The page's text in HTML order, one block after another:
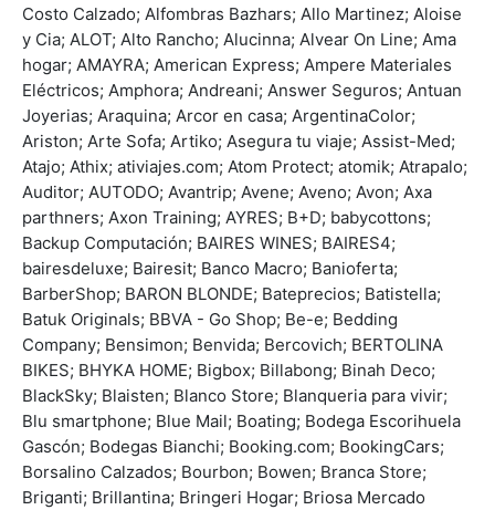
Costo Calzado; Alfombras Bazhars; Allo Martinez; Aloise
y Cia; ALOT; Alto Rancho; Alucinna; Alvear On Line; Ama
hogar; AMAYRA; American Express; Ampere Materiales
Eléctricos; Amphora; Andreani; Answer Seguros; Antuan
Joyerias; Araquina; Arcor en casa; ArgentinaColor;
Ariston; Arte Sofa; Artiko; Asegura tu viaje; Assist-Med;
Atajo; Athix; ativiajes.com; Atom Protect; atomik; Atrapalo;
Auditor; AUTODO; Avantrip; Avene; Aveno; Avon; Axa
parthners; Axon Training; AYRES; B+D; babycottons;
Backup Computación; BAIRES WINES; BAIRES4;
bairesdeluxe; Bairesit; Banco Macro; Banioferta;
BarberShop; BARON BLONDE; Bateprecios; Batistella;
Batuk Originals; BBVA - Go Shop; Be-e; Bedding
Company; Bensimon; Benvida; Bercovich; BERTOLINA
BIKES; BHYKA HOME; Bigbox; Billabong; Binah Deco;
BlackSky; Blaisten; Blanco Store; Blanqueria para vivir;
Blu smartphone; Blue Mail; Boating; Bodega Escorihuela
Gascón; Bodegas Bianchi; Booking.com; BookingCars;
Borsalino Calzados; Bourbon; Bowen; Branca Store;
Briganti; Brillantina; Bringeri Hogar; Briosa Mercado